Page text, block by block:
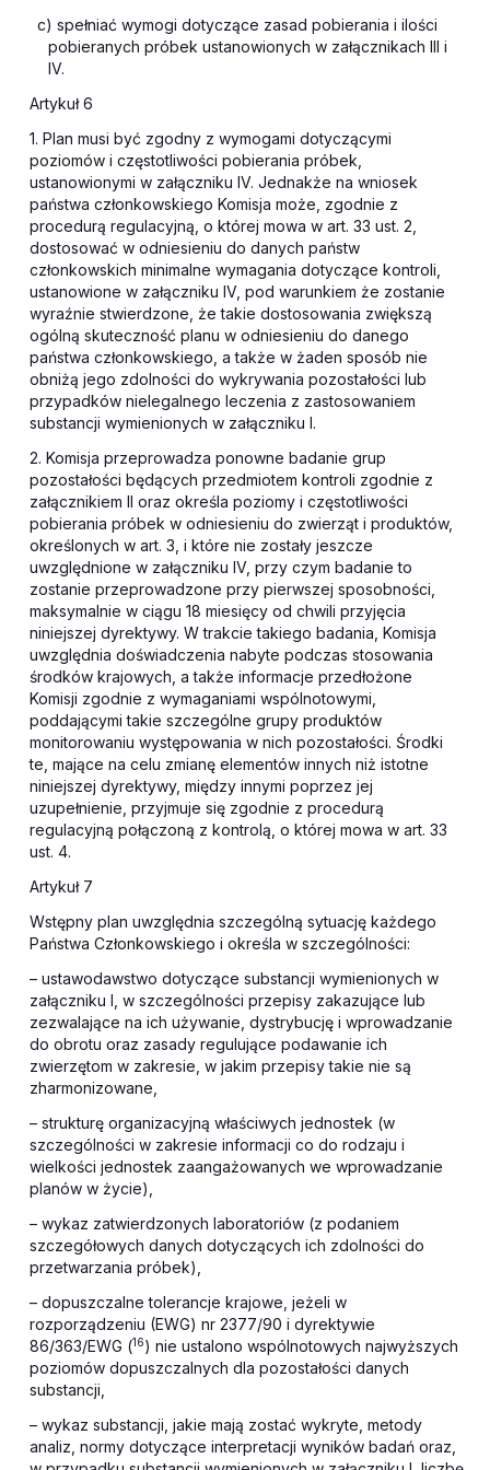
c) spełniać wymogi dotyczące zasad pobierania i ilości
pobieranych próbek ustanowionych w załącznikach III i
IV.
Artykuł 6
1. Plan musi być zgodny z wymogami dotyczącymi
poziomów i częstotliwości pobierania próbek,
ustanowionymi w załączniku IV. Jednakże na wniosek
państwa członkowskiego Komisja może, zgodnie z
procedurą regulacyjną, o której mowa w art. 33 ust. 2,
dostosować w odniesieniu do danych państw
członkowskich minimalne wymagania dotyczące kontroli,
ustanowione w załączniku IV, pod warunkiem że zostanie
wyraźnie stwierdzone, że takie dostosowania zwiększą
ogólną skuteczność planu w odniesieniu do danego
państwa członkowskiego, a także w żaden sposób nie
obniżą jego zdolności do wykrywania pozostałości lub
przypadków nielegalnego leczenia z zastosowaniem
substancji wymienionych w załączniku I.
2. Komisja przeprowadza ponowne badanie grup
pozostałości będących przedmiotem kontroli zgodnie z
załącznikiem II oraz określa poziomy i częstotliwości
pobierania próbek w odniesieniu do zwierząt i produktów,
określonych w art. 3, i które nie zostały jeszcze
uwzględnione w załączniku IV, przy czym badanie to
zostanie przeprowadzone przy pierwszej sposobności,
maksymalnie w ciągu 18 miesięcy od chwili przyjęcia
niniejszej dyrektywy. W trakcie takiego badania, Komisja
uwzględnia doświadczenia nabyte podczas stosowania
środków krajowych, a także informacje przedłożone
Komisji zgodnie z wymaganiami wspólnotowymi,
poddającymi takie szczególne grupy produktów
monitorowaniu występowania w nich pozostałości. Środki
te, mające na celu zmianę elementów innych niż istotne
niniejszej dyrektywy, między innymi poprzez jej
uzupełnienie, przyjmuje się zgodnie z procedurą
regulacyjną połączoną z kontrolą, o której mowa w art. 33
ust. 4.
Artykuł 7
Wstępny plan uwzględnia szczególną sytuację każdego
Państwa Członkowskiego i określa w szczególności:
– ustawodawstwo dotyczące substancji wymienionych w
załączniku I, w szczególności przepisy zakazujące lub
zezwalające na ich używanie, dystrybucję i wprowadzanie
do obrotu oraz zasady regulujące podawanie ich
zwierzętom w zakresie, w jakim przepisy takie nie są
zharmonizowane,
– strukturę organizacyjną właściwych jednostek (w
szczególności w zakresie informacji co do rodzaju i
wielkości jednostek zaangażowanych we wprowadzanie
planów w życie),
– wykaz zatwierdzonych laboratoriów (z podaniem
szczegółowych danych dotyczących ich zdolności do
przetwarzania próbek),
– dopuszczalne tolerancje krajowe, jeżeli w
rozporządzeniu (EWG) nr 2377/90 i dyrektywie
86/363/EWG (16) nie ustalono wspólnotowych najwyższych
poziomów dopuszczalnych dla pozostałości danych
substancji,
– wykaz substancji, jakie mają zostać wykryte, metody
analiz, normy dotyczące interpretacji wyników badań oraz,